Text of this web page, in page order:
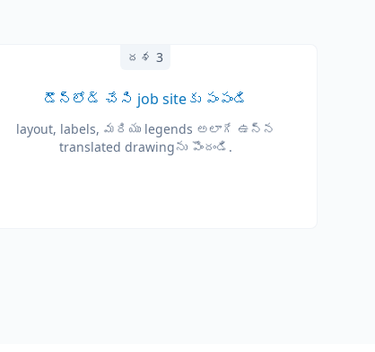
దశ 3
డౌన్‌లోడ్ చేసి job site‌కు పంపండి
layout, labels, మరియు legends అలాగే ఉన్న
translated drawing‌ను పొందండి.